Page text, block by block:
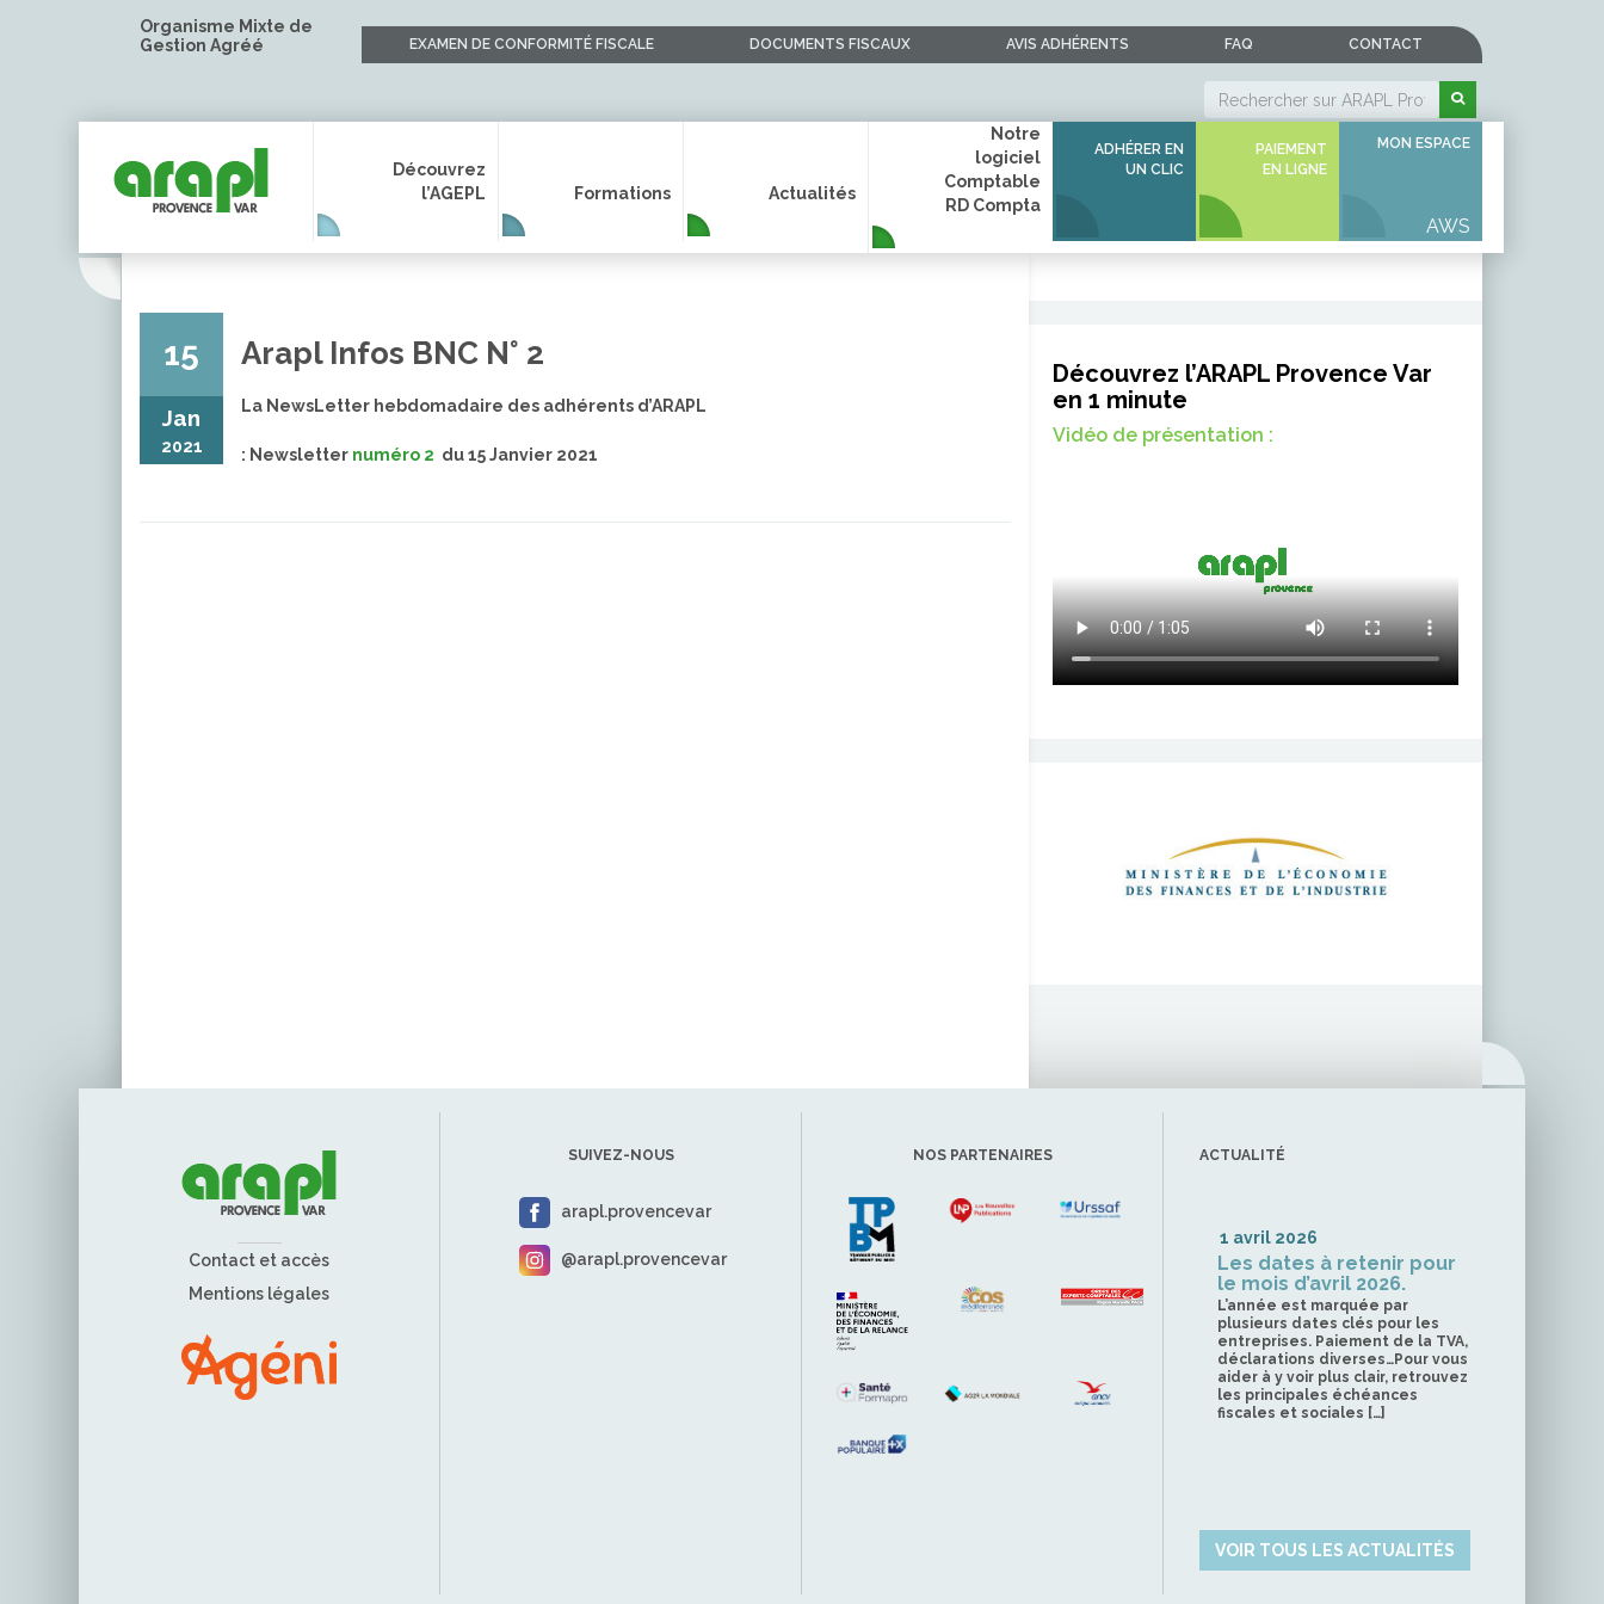
EXAMEN DE CONFORMITÉ FISCALE DOCUMENTS FISCAUX AVIS ADHÉRENTS FAQ CONTACT
Organisme Mixte de
Gestion Agréé
ADHÉRER EN
UN CLIC
PAIEMENT
EN LIGNE
MON ESPACE
Découvrez
l’AGEPL
Formations Actualités
Notre
logiciel
Comptable
RD Compta
15
Jan
2021
Arapl Infos BNC N° 2
La NewsLetter hebdomadaire des adhérents d’ARAPL
: Newsletter numéro 2 du 15 Janvier 2021
Découvrez l’ARAPL Provence Var
en 1 minute
Vidéo de présentation :
Contact et accès
Mentions légales
SUIVEZ-NOUS
arapl.provencevar
@arapl.provencevar
NOS PARTENAIRES ACTUALITÉ
1 avril 2026
Les dates à retenir pour
le mois d’avril 2026.
L’année est marquée par
plusieurs dates clés pour les
entreprises. Paiement de la TVA,
déclarations diverses…Pour vous
aider à y voir plus clair, retrouvez
les principales échéances
fiscales et sociales […]
VOIR TOUS LES ACTUALITÉS